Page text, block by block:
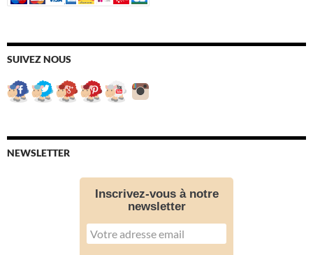
SUIVEZ NOUS
NEWSLETTER
Inscrivez-vous à notre
newsletter